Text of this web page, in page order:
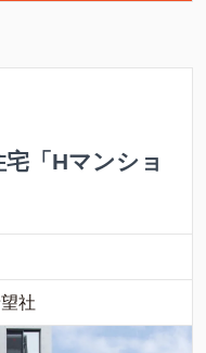
「Hマンショ
社